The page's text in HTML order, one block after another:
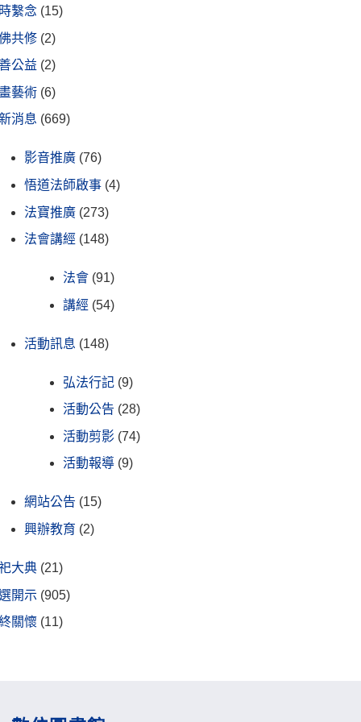
繫念 (15)
共修 (2)
公益 (2)
藝術 (6)
消息 (669)
影音推廣 (76)
悟道法師啟事 (4)
法寶推廣 (273)
法會講經 (148)
法會 (91)
講經 (54)
活動訊息 (148)
弘法行記 (9)
活動公告 (28)
活動剪影 (74)
活動報導 (9)
網站公告 (15)
興辦教育 (2)
大典 (21)
開示 (905)
關懷 (11)